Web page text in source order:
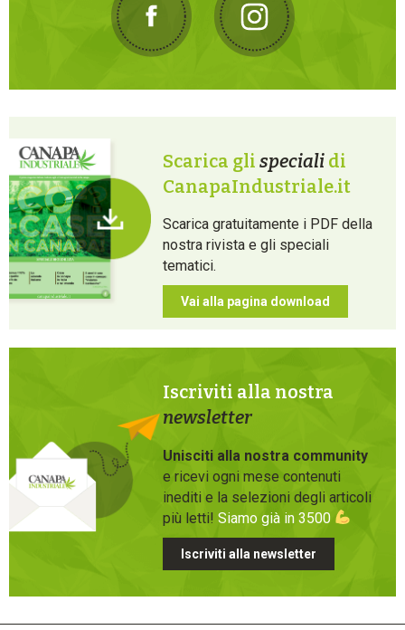
Scarica gli speciali di
CanapaIndustriale.it
Scarica gratuitamente i PDF della
nostra rivista e gli speciali
tematici.
Vai alla pagina download
Iscriviti alla nostra
newsletter
Unisciti alla nostra community
e ricevi ogni mese contenuti
inediti e la selezioni degli articoli
più letti! Siamo già in 3500
Iscriviti alla newsletter